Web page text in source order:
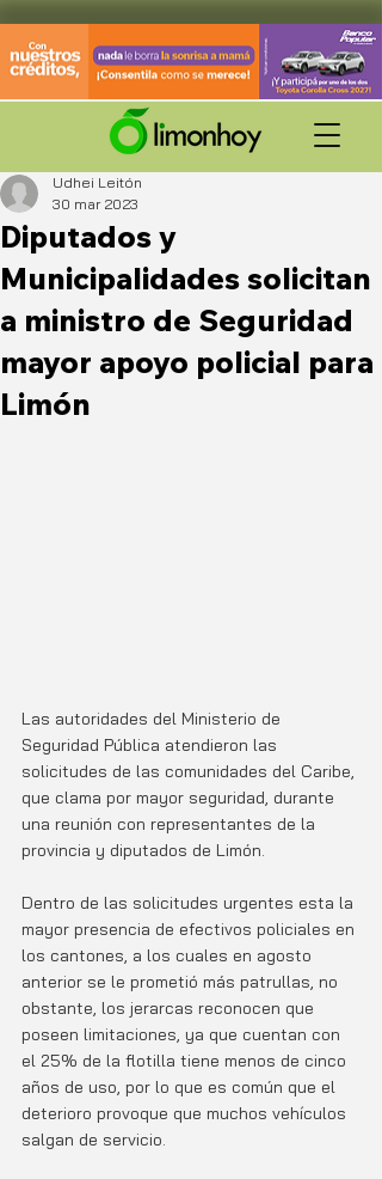
Diputados y
Municipalidades solicitan
a ministro de Seguridad
mayor apoyo policial para
Limón
Udhei Leitón
30 mar 2023
Las autoridades del Ministerio de
Seguridad Pública atendieron las
solicitudes de las comunidades del Caribe,
que clama por mayor seguridad, durante
una reunión con representantes de la
provincia y diputados de Limón.
Dentro de las solicitudes urgentes esta la
mayor presencia de efectivos policiales en
los cantones, a los cuales en agosto
anterior se le prometió más patrullas, no
obstante, los jerarcas reconocen que
poseen limitaciones, ya que cuentan con
el 25% de la flotilla tiene menos de cinco
años de uso, por lo que es común que el
deterioro provoque que muchos vehículos
salgan de servicio.